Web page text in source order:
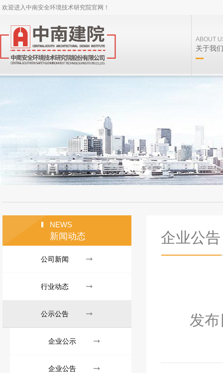
欢迎进入中南安全环境技术研究院官网！
ABOUT
关于我们
企业公告
NEWS
新闻动态
公司新闻
行业动态
公示公告
企业公示
企业公告
发